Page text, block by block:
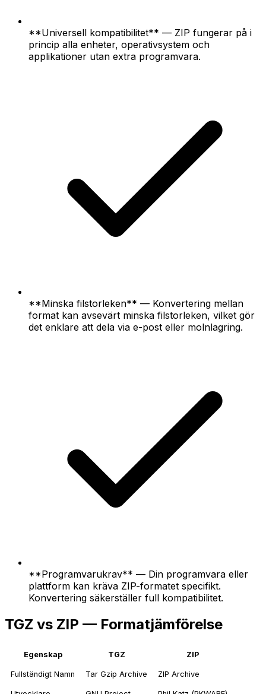
**Universell kompatibilitet** — ZIP fungerar på i
princip alla enheter, operativsystem och
applikationer utan extra programvara.
**Minska filstorleken** — Konvertering mellan
format kan avsevärt minska filstorleken, vilket gör
det enklare att dela via e-post eller molnlagring.
**Programvarukrav** — Din programvara eller
plattform kan kräva ZIP-formatet specifikt.
Konvertering säkerställer full kompatibilitet.
TGZ vs ZIP — Formatjämförelse
Egenskap TGZ ZIP
Fullständigt Namn Tar Gzip Archive ZIP Archive